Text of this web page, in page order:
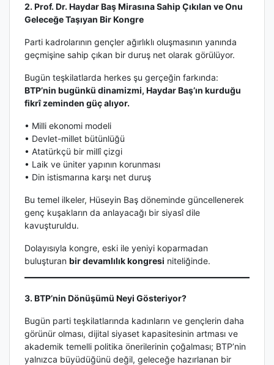
2. Prof. Dr. Haydar Baş Mirasına Sahip Çıkılan ve Onu
Geleceğe Taşıyan Bir Kongre
Parti kadrolarının gençler ağırlıklı oluşmasının yanında
geçmişine sahip çıkan bir duruş net olarak görülüyor.
Bugün teşkilatlarda herkes şu gerçeğin farkında:
BTP’nin bugünkü dinamizmi, Haydar Baş’ın kurduğu
fikrî zeminden güç alıyor.
• Milli ekonomi modeli
• Devlet-millet bütünlüğü
• Atatürkçü bir millî çizgi
• Laik ve üniter yapının korunması
• Din istismarına karşı net duruş
Bu temel ilkeler, Hüseyin Baş döneminde güncellenerek
genç kuşakların da anlayacağı bir siyasî dile
kavuşturuldu.
Dolayısıyla kongre, eski ile yeniyi koparmadan
buluşturan bir devamlılık kongresi niteliğinde.
3. BTP’nin Dönüşümü Neyi Gösteriyor?
Bugün parti teşkilatlarında kadınların ve gençlerin daha
görünür olması, dijital siyaset kapasitesinin artması ve
akademik temelli politika önerilerinin çoğalması; BTP’nin
yalnızca büyüdüğünü değil, geleceğe hazırlanan bir